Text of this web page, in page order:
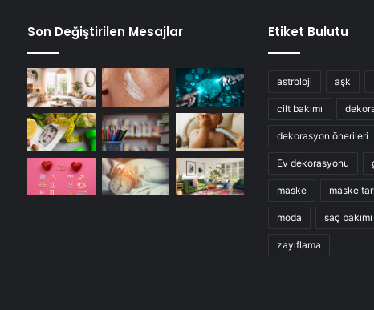
Son Değiştirilen Mesajlar Etiket Bulutu
astroloji aşk
cilt bakımı
dekorasyon önerileri
Ev dekorasyonu
maske maske
moda saç bakımı
zayıflama